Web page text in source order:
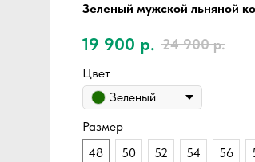
Зеленый мужской льняной
19 900 р. 24 900 р.
Цвет
Зеленый
Размер
48
50 52 54 56